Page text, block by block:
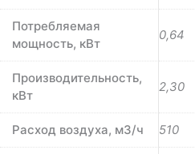
Потребляемая
мощность, кВт
0,64
Производительность,
кВт
2,30
Расход воздуха, м3/ч 510